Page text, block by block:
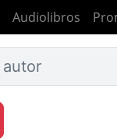
Audiolibros